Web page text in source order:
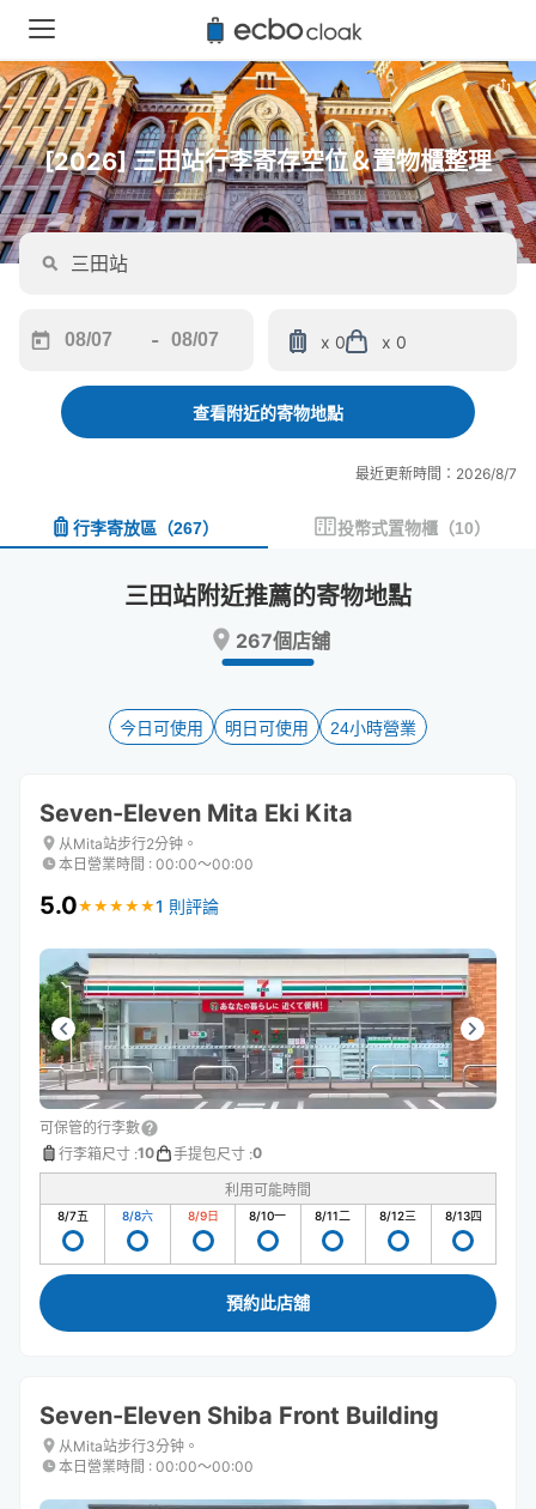
[2026] 三田站行李寄存空位＆置物櫃整理
forward
interact
and
keyboard
shortcuts
for
changing
dates.
-
backward
interact
and
a
date.
Press
key
to
keyboard
shortcuts
for
changing
dates.
x 0 x 0
查看附近的寄物地點
最近更新時間：2026/8/7
行李寄放區 （267） 投幣式置物櫃 （10）
三田站附近推薦的寄物地點
267個店舖
今日可使用 明日可使用 24小時營業
Seven-Eleven Mita Eki Kita
从Mita站步行2分钟。
本日營業時間 : 00:00〜00:00
5.0★ ★ ★ ★ ★
★ ★ ★ ★ ★1 則評論
可保管的行李數
行李箱尺寸 :10 手提包尺寸 :0
利用可能時間
8/7五 8/8六 8/9日 8/10一 8/11二 8/12三 8/13四
預約此店舖
Seven-Eleven Shiba Front Building
从Mita站步行3分钟。
本日營業時間 : 00:00〜00:00